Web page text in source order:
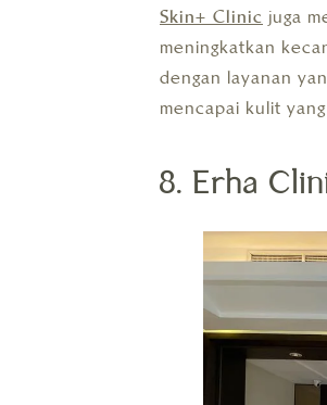
Skin+ Clinic juga
meningkatkan
dengan layanan
mencapai kulit
8. Erha